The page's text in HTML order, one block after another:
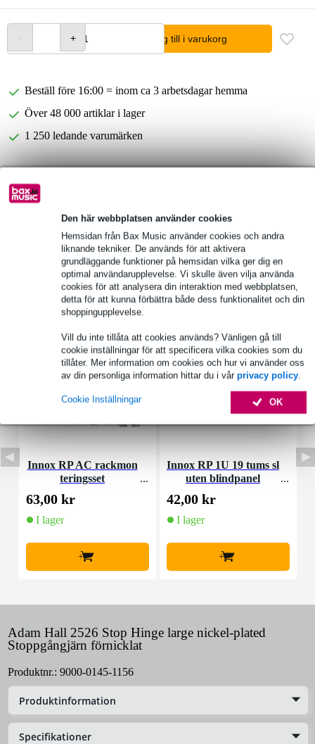
Den här webbplatsen använder cookies
Hemsidan från Bax Music använder cookies och andra
liknande tekniker. De används för att aktivera
grundläggande funktioner på hemsidan vilka ger dig en
optimal användarupplevelse. Vi skulle även vilja använda
cookies för att analysera din interaktion med webbplatsen,
detta för att kunna förbättra både dess funktionalitet och din
shoppingupplevelse.
Vill du inte tillåta att cookies används? Vänligen gå till
cookie inställningar för att specificera vilka cookies som du
tillåter. Mer information om cookies och hur vi använder oss
av din personliga information hittar du i vår privacy policy.
OK
Cookie Inställningar
lägg till i varukorg
Beställ före 16:00 = inom ca 3 arbetsdagar hemma
Över 48 000 artiklar i lager
1 250 ledande varumärken
Produktinformation
Material: stål
Ytbehandling: förnicklad
Fullständiga specifikationer
Tillbehör (7)
Innox RP AC rackmon
teringsset
63,00 kr
I lager
+
Innox RP 1U 19 tums sl
uten blindpanel
42,00 kr
I lager
+
Adam Hall 2526 Stop Hinge large nickel-plated
Stoppgångjärn förnicklat
Produktnr.: 9000-0145-1156
Produktinformation
Specifikationer